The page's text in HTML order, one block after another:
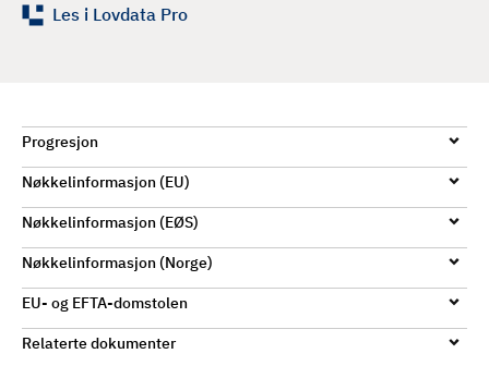
Les i Lovdata Pro
Progresjon
Nøkkelinformasjon (EU)
Nøkkelinformasjon (EØS)
Nøkkelinformasjon (Norge)
EU- og EFTA-domstolen
Relaterte dokumenter